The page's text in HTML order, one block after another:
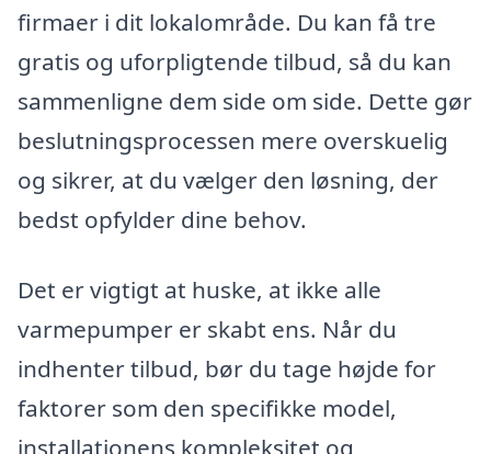
firmaer i dit lokalområde. Du kan få tre
gratis og uforpligtende tilbud, så du kan
sammenligne dem side om side. Dette gør
beslutningsprocessen mere overskuelig
og sikrer, at du vælger den løsning, der
bedst opfylder dine behov.
Det er vigtigt at huske, at ikke alle
varmepumper er skabt ens. Når du
indhenter tilbud, bør du tage højde for
faktorer som den specifikke model,
installationens kompleksitet og